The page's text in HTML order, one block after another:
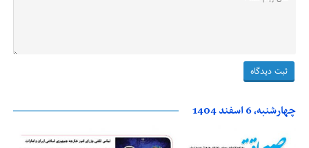
چهارشنبه، 6 اسفند 1404